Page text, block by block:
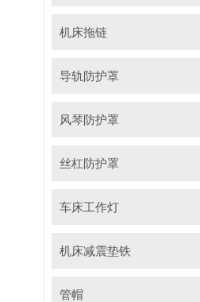
机床拖链
导轨防护罩
风琴防护罩
丝杠防护罩
车床工作灯
机床减震垫铁
管帽